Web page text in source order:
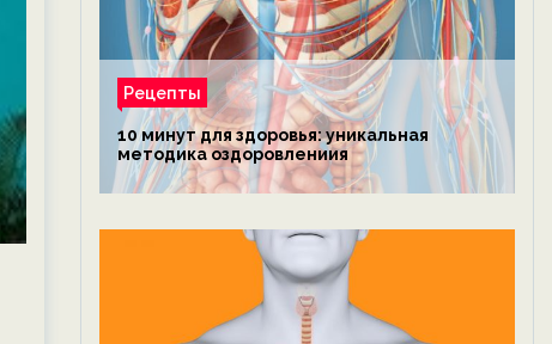
Рецепты
10 минут для здоровья: уникальная
методика оздоровлениия